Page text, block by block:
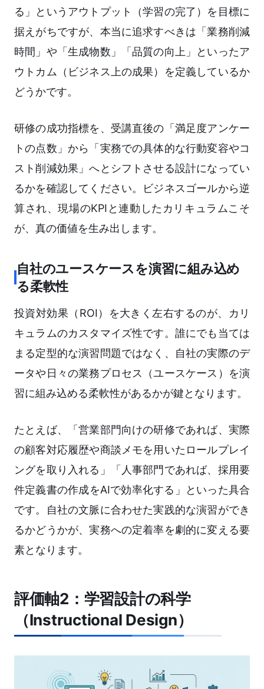
る」というアウトプット（学習の完了）を目標に
据えがちですが、本当に追求すべきは「業務削減
時間」や「生成物数」「品質の向上」といったア
ウトカム（ビジネス上の成果）を定義しているか
どうかです。
研修の成功指標を、受講直後の「満足度アンケー
トの点数」から「実務での具体的な行動変容やコ
スト削減効果」へとシフトさせる設計になってい
るかを確認してください。ビジネスゴールから逆
算され、現場のKPIと連動したカリキュラムこそ
が、真の価値を生み出します。
自社のユースケースを演習に組み込め
る柔軟性
投資対効果（ROI）を大きく左右するのが、カリ
キュラムのカスタマイズ性です。誰にでも当ては
まる定型的な演習問題ではなく、自社の実際のデ
ータや日々の業務プロセス（ユースケース）を演
習に組み込める柔軟性があるかが鍵となります。
たとえば、「営業部門向けの研修であれば、実際
の顧客対応履歴や商談メモを用いたロールプレイ
ングを取り入れる」「人事部門であれば、採用要
件定義書の作成をAIで効率化する」といった具合
です。自社の文脈に合わせた実践的な演習ができ
るかどうかが、実務への定着率を劇的に変える要
素となります。
評価軸2：学習設計の科学
（Instructional Design）